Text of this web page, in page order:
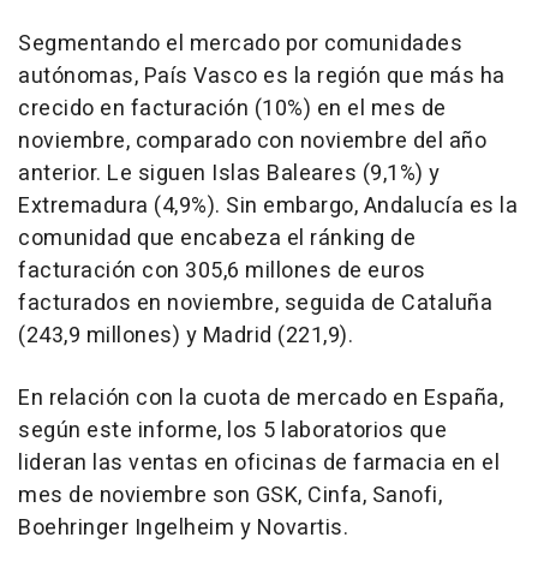
Segmentando el mercado por comunidades
autónomas, País Vasco es la región que más ha
crecido en facturación (10%) en el mes de
noviembre, comparado con noviembre del año
anterior. Le siguen Islas Baleares (9,1%) y
Extremadura (4,9%). Sin embargo, Andalucía es la
comunidad que encabeza el ránking de
facturación con 305,6 millones de euros
facturados en noviembre, seguida de Cataluña
(243,9 millones) y Madrid (221,9).
En relación con la cuota de mercado en España,
según este informe, los 5 laboratorios que
lideran las ventas en oficinas de farmacia en el
mes de noviembre son GSK, Cinfa, Sanofi,
Boehringer Ingelheim y Novartis.